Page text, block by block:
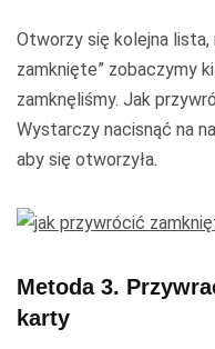
Otworzy się kolejna
zamknięte” zobaczymy
zamknęliśmy. Jak
Wystarczy nacisnąć na
aby się otworzyła.
Metoda 3.
karty